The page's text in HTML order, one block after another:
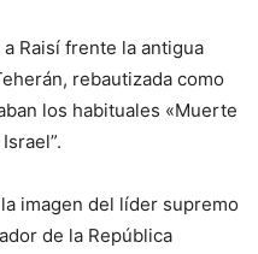
Raisí frente la antigua
rebautizada como
los habituales «Muerte
imagen del líder supremo
de la República